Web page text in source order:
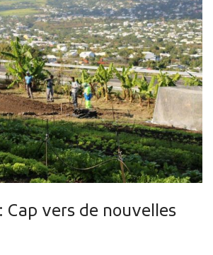
vers de nouvelles